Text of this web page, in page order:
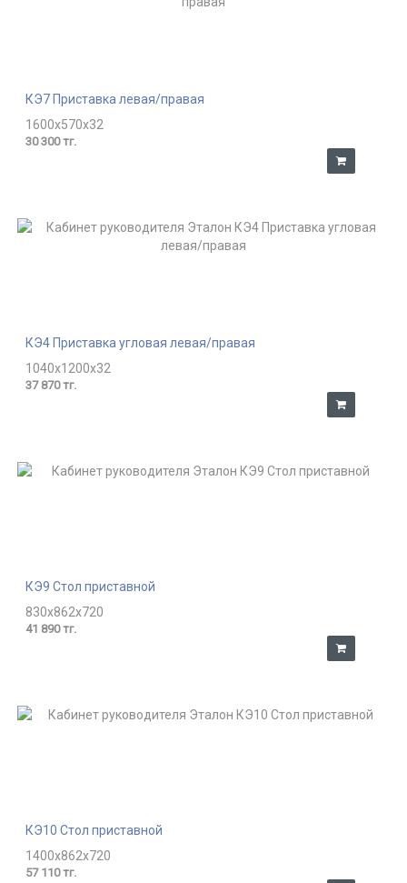
КЭ7 Приставка левая/правая
1600x570x32
30 300 тг.
КЭ4 Приставка угловая левая/правая
1040x1200x32
37 870 тг.
КЭ9 Стол приставной
830x862x720
41 890 тг.
КЭ10 Стол приставной
1400x862x720
57 110 тг.